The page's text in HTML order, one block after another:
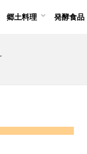
郷土料理 発酵食品